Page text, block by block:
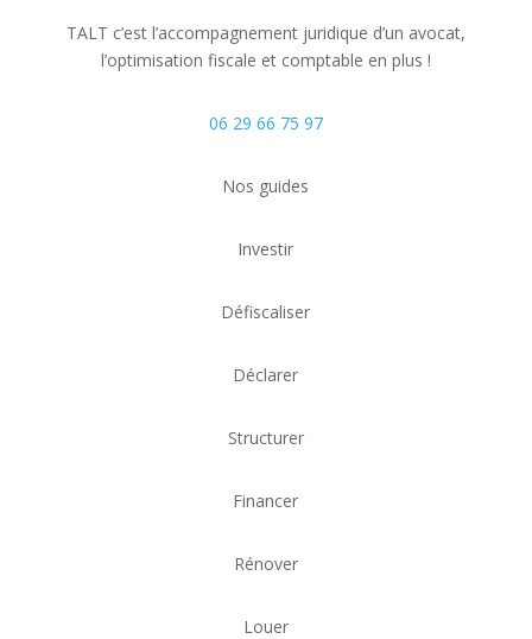
TALT c’est l’accompagnement juridique d’un avocat,
l’optimisation fiscale et comptable en plus !
06 29 66 75 97
Nos guides
Investir
Défiscaliser
Déclarer
Structurer
Financer
Rénover
Louer